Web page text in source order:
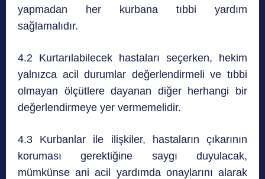
yapmadan her kurbana tıbbi yardım
sağlamalıdır.
4.2 Kurtarılabilecek hastaları seçerken, hekim
yalnızca acil durumlar değerlendirmeli ve tıbbi
olmayan ölçütlere dayanan diğer herhangi bir
değerlendirmeye yer vermemelidir.
4.3 Kurbanlar ile ilişkiler, hastaların çıkarının
koruması gerektiğine saygı duyulacak,
mümkünse ani acil yardımda onaylarını alarak